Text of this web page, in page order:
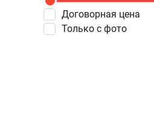
Договорная цена
Только с фото